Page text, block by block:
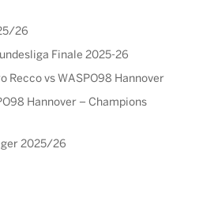
26
Finale 2025-26
Recco vs WASPO98 Hannover
Hannover – Champions
2025/26